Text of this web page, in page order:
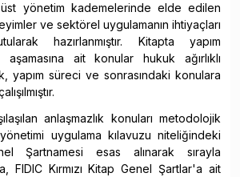
yönetim kademelerinde elde edilen
ve sektörel uygulamanın ihtiyaçları
hazırlanmıştır. Kitapta yapım
ait konular hukuk ağırlıklı
yapım süreci ve sonrasındaki konulara
anlaşmazlık konuları metodolojik
uygulama kılavuzu niteliğindeki
Şartnamesi esas alınarak sırayla
FIDIC Kırmızı Kitap Genel Şartlar'a ait